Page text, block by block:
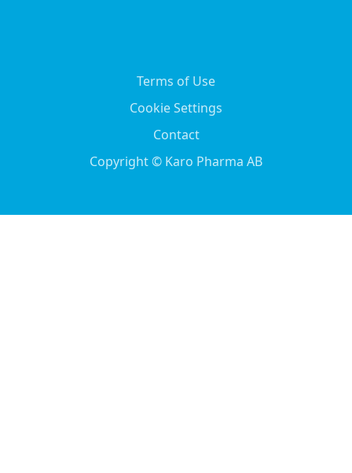
Terms of Use
Cookie Settings
Contact
Copyright © Karo Pharma AB